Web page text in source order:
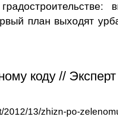
план выходят
коду //
2012/13/zhizn-po-